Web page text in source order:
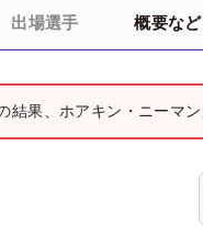
出場選手 概要など
結果、ホアキン・ニーマ